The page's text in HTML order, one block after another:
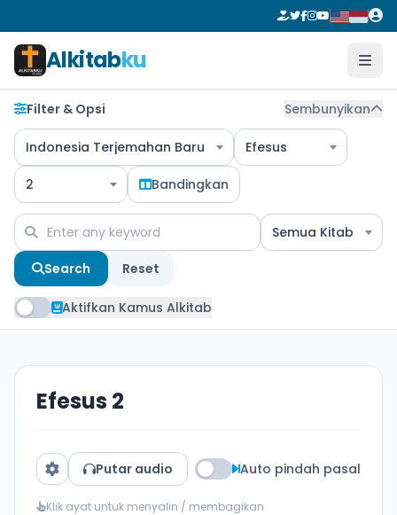
Alkitabku
Filter & Opsi Sembunyikan
Indonesia Terjemahan Baru Efesus
2 Bandingkan
Semua Kitab
Search Reset
Aktifkan Kamus Alkitab
Efesus 2
Putar audio Auto pindah pasal
Klik ayat untuk menyalin / membagikan